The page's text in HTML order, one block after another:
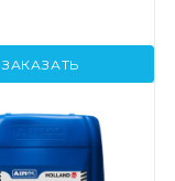
ЗАКАЗАТЬ